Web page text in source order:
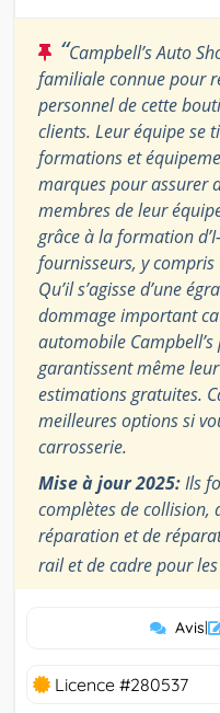
“Campbell’s Auto
familiale connue pour
personnel de cette
clients. Leur équipe se
formations et
marques pour assurer
membres de leur
grâce à la formation
fournisseurs, y compris
Qu’il s’agisse d’une
dommage important
automobile Campbell’s
garantissent même
estimations gratuites.
meilleures options si
carrosserie.
Mise à jour 2025:Ils
complètes de collision,
réparation et de
rail et de cadre pour
Avis|
Licence #280537